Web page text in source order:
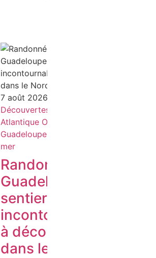
7 août 2026
Découvertes
Atlantique OMT
Guadeloupe
mer
Randonnée en
Guadeloupe : 3
sentiers
incontournables
à découvrir
dans le Nord